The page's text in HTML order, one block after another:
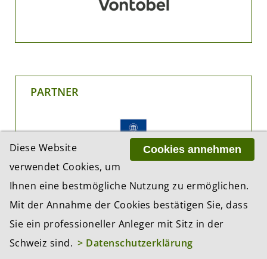
PARTNER
Cookies annehmen
Diese Website
verwendet Cookies, um
Ihnen eine bestmögliche Nutzung zu ermöglichen.
Mit der Annahme der Cookies bestätigen Sie, dass
Sie ein professioneller Anleger mit Sitz in der
Schweiz sind. > Datenschutzerklärung